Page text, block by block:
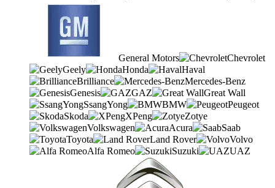
General Motors
Chevrolet
Geely
Honda
Haval
Brilliance
Mercedes-Benz
Genesis
GAZ
Great Wall
SsangYong
BMW
Peugeot
Skoda
XPeng
Zotye
Volkswagen
Acura
Saab
Toyota
Land Rover
Volvo
Alfa Romeo
Suzuki UAZ